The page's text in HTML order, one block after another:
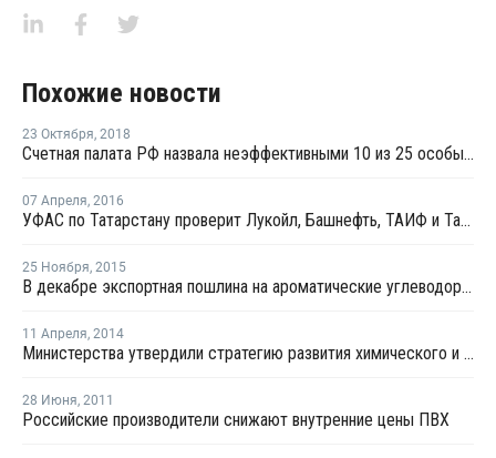
Похожие новости
23 Октября, 2018
Счетная палата РФ назвала неэффективными 10 из 25 особых экономических зон
07 Апреля, 2016
УФАС по Татарстану проверит Лукойл, Башнефть, ТАИФ и Татнефть на предмет сговора
25 Ноября, 2015
В декабре экспортная пошлина на ароматические углеводороды в России снизится на 9%
11 Апреля, 2014
Министерства утвердили стратегию развития химического и нефтехимического комплекса до 2030 года
28 Июня, 2011
Российские производители снижают внутренние цены ПВХ